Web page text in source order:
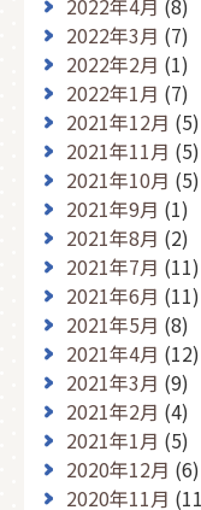
2022年4月 (8)
2022年3月 (7)
2022年2月 (1)
2022年1月 (7)
2021年12月 (5)
2021年11月 (5)
2021年10月 (5)
2021年9月 (1)
2021年8月 (2)
2021年7月 (11)
2021年6月 (11)
2021年5月 (8)
2021年4月 (12)
2021年3月 (9)
2021年2月 (4)
2021年1月 (5)
2020年12月 (6)
2020年11月